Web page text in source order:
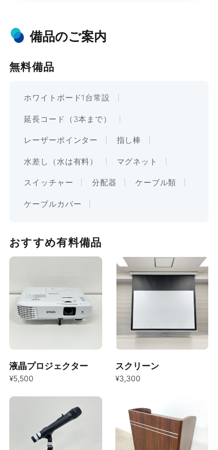
備品のご案内
無料備品
ホワイトボード1台常設
延長コード（3本まで）
レーザーポインター 指し棒
水差し（水は有料） マグネット
スイッチャー 分配器 ケーブル類
ケーブルカバー
おすすめ有料備品
液晶プロジェクター
¥5,500
スクリーン
¥3,300